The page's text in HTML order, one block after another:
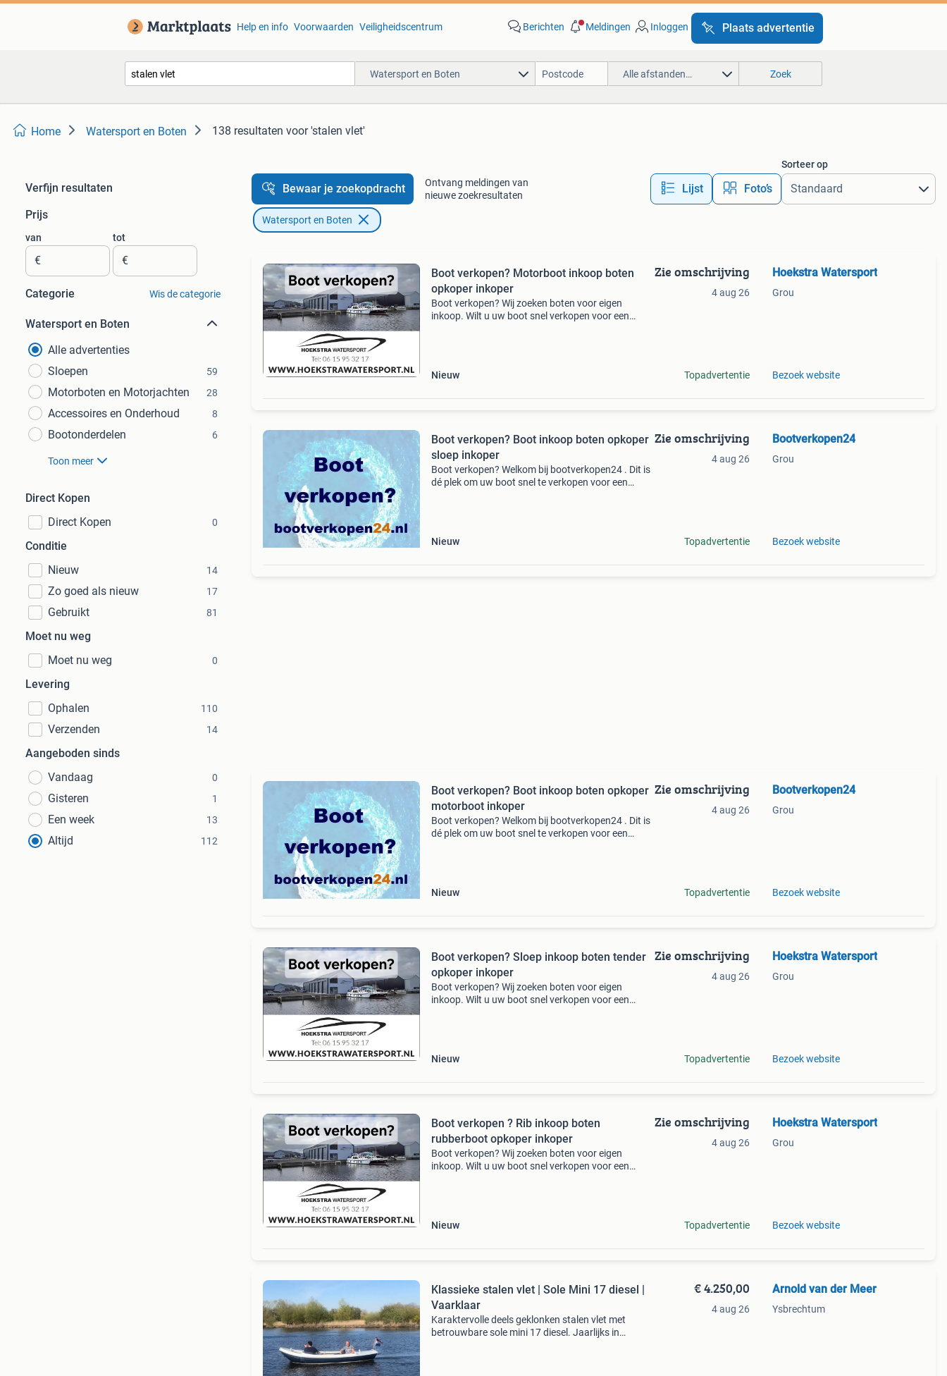
Help en info Voorwaarden Veiligheidscentrum Berichten Meldingen Inloggen Plaats advertentie
Watersport en Boten Alle afstanden… Zoek
Home Watersport en Boten 138 resultaten voor 'stalen vlet'
Verfijn resultaten
Prijs
van
€
tot
€
Categorie Wis de categorie
Watersport en Boten
Alle advertenties
Sloepen
59
Motorboten en Motorjachten 28
Accessoires en Onderhoud 8
Bootonderdelen 6
Toon meer
Direct Kopen
Direct Kopen
0
Conditie
Nieuw
14
Zo goed als nieuw 17
Gebruikt 81
Moet nu weg
Moet nu weg
0
Levering
Ophalen
110
Verzenden 14
Aangeboden sinds
Vandaag
0
Gisteren 1
Een week 13
Altijd 112
Bewaar je zoekopdracht
Ontvang meldingen van
nieuwe zoekresultaten
Lijst Foto’s
Sorteer op
Watersport en Boten
Boot verkopen? Motorboot inkoop boten
opkoper inkoper
Boot verkopen? Wij zoeken boten voor eigen
inkoop. Wilt u uw boot snel verkopen voor een
Nieuw
Zie omschrijving
4 aug 26
Topadvertentie
Hoekstra Watersport
Grou
Bezoek website
Boot verkopen? Boot inkoop boten opkoper
sloep inkoper
Boot verkopen? Welkom bij bootverkopen24 . Dit is
dé plek om uw boot snel te verkopen voor een
Nieuw
Zie omschrijving
4 aug 26
Topadvertentie
Bootverkopen24
Grou
Bezoek website
Boot verkopen? Boot inkoop boten opkoper
motorboot inkoper
Boot verkopen? Welkom bij bootverkopen24 . Dit is
dé plek om uw boot snel te verkopen voor een
Nieuw
Zie omschrijving
4 aug 26
Topadvertentie
Bootverkopen24
Grou
Bezoek website
Boot verkopen? Sloep inkoop boten tender
opkoper inkoper
Boot verkopen? Wij zoeken boten voor eigen
inkoop. Wilt u uw boot snel verkopen voor een
Nieuw
Zie omschrijving
4 aug 26
Topadvertentie
Hoekstra Watersport
Grou
Bezoek website
Boot verkopen ? Rib inkoop boten
rubberboot opkoper inkoper
Boot verkopen? Wij zoeken boten voor eigen
inkoop. Wilt u uw boot snel verkopen voor een
Nieuw
Zie omschrijving
4 aug 26
Topadvertentie
Hoekstra Watersport
Grou
Bezoek website
Klassieke stalen vlet | Sole Mini 17 diesel |
Vaarklaar
Karaktervolle deels geklonken stalen vlet met
betrouwbare sole mini 17 diesel. Jaarlijks in
€ 4.250,00
4 aug 26
Arnold van der Meer
Ysbrechtum